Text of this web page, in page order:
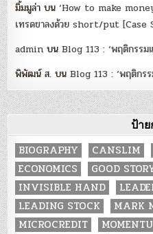
มิ้มมูล่า บน‘How to make
เทรดขาลงด้วย short/put [Case
admin บนBlog 113 : ‘พฤติกรร
พิพัฒน์ ส. บนBlog 113 : ‘พฤติก
ป้า
BIOGRAPHY CANSLIM
ECONOMICS
GOOD
INVISIBLE HAND
LEADING STOCK
MARK
MICROCREDIT